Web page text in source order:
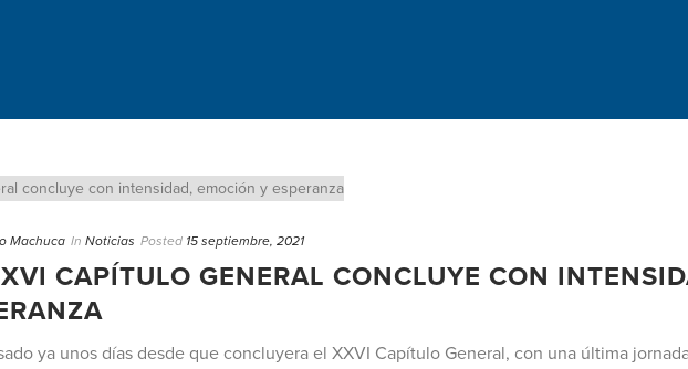
Machuca In Noticias Posted 15 septiembre, 2021
CAPÍTULO GENERAL CONCLUYE CON
ya unos días desde que concluyera el XXVI Capítulo General, con una última